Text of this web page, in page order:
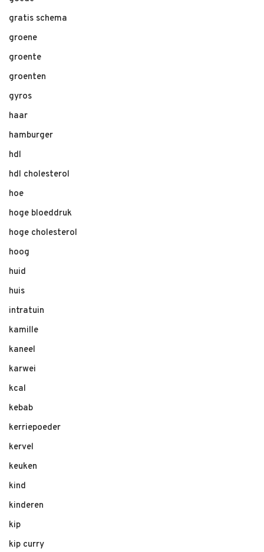
gratis schema
groene
groente
groenten
gyros
haar
hamburger
hdl
hdl cholesterol
hoe
hoge bloeddruk
hoge cholesterol
hoog
huid
huis
intratuin
kamille
kaneel
karwei
kcal
kebab
kerriepoeder
kervel
keuken
kind
kinderen
kip
kip curry